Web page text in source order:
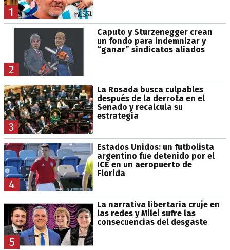
1
2
Caputo y Sturzenegger crean
un fondo para indemnizar y
“ganar” sindicatos aliados
3
La Rosada busca culpables
después de la derrota en el
Senado y recalcula su
estrategia
4
Estados Unidos: un futbolista
argentino fue detenido por el
ICE en un aeropuerto de
Florida
5
La narrativa libertaria cruje en
las redes y Milei sufre las
consecuencias del desgaste